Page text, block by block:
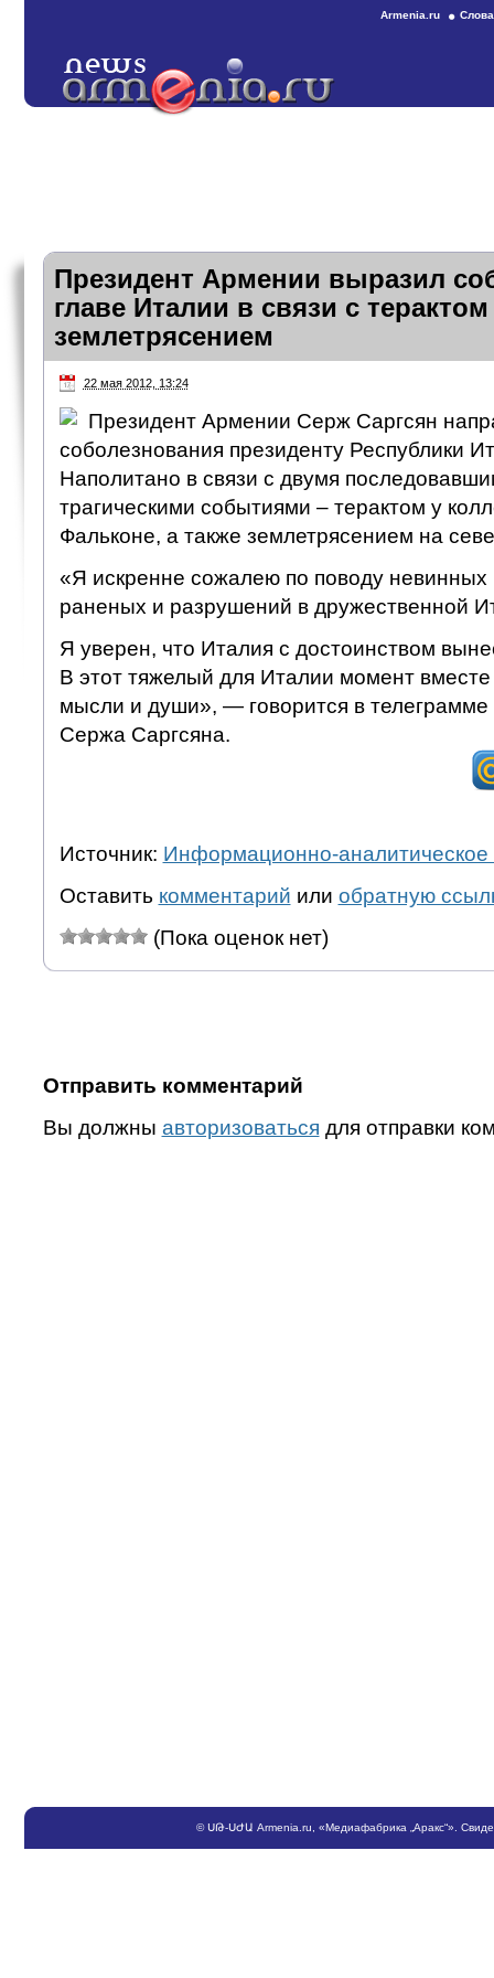
Armenia.ru
Президент Армении выразил
главе Италии в связи с
землетрясением
22 мая 2012, 13:24
Президент Армении Серж Саргсян
соболезнования президенту Республики
Наполитано в связи с двумя
трагическими событиями – терактом у
Фальконе, а также землетрясением на
«Я искренне сожалею по поводу невинных
раненых и разрушений в дружественной
Я уверен, что Италия с достоинством
В этот тяжелый для Италии момент
мысли и души», — говорится в телеграмме
Сержа Саргсяна.
Источник: Информационно-аналитическое
Оставить комментарий или обратную
(Пока оценок нет)
Отправить комментарий
Вы должны авторизоваться для отправки
©ՍԹ-ՍԺԱ Armenia.ru , «Медиафабрика „Аракс“».